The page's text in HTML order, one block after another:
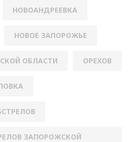
НОВОАНДРЕЕВКА
НОВОЕ ЗАПОРОЖЬЕ
ОБЛАСТИ ОРЕХОВ
ЗАПОРОЖСКОЙ